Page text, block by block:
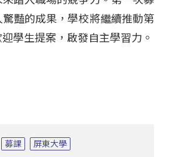
豔的成果，學校將繼續推動第
學生提案，啟發自主學習力。
募課 屏東大學